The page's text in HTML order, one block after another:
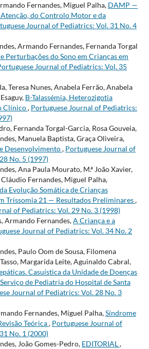
Fernandes, Miguel Palha, DAMP —
do Controlo Motor e da
Journal of Pediatrics: Vol. 31 No. 4
Armando Fernandes, Fernanda Torgal
Perturbações do Sono em Crianças em
Journal of Pediatrics: Vol. 35
Teresa Nunes, Anabela Ferrão, Anabela
B-Talassémia, Heterozigotia
Clínico, Portuguese Journal of Pediatrics:
Fernanda Torgal-Garcia, Rosa Gouveia,
Manuela Baptista, Graça Oliveira,
Desenvolvimento, Portuguese Journal of
No. 5 (1997)
Ana Paula Mourato, M.ª João Xavier,
Fernandes, Miguel Palha,
Evolução Somática de Crianças
Trissomia 21 — Resultados Preliminares,
of Pediatrics: Vol. 29 No. 3 (1998)
Armando Fernandes,A Criança e a
Journal of Pediatrics: Vol. 34 No. 2
Paulo Oom de Sousa, Filomena
Margarida Leite, Aguinaldo Cabral,
Casuística da Unidade de Doenças
de Pediatria do Hospital de Santa
Journal of Pediatrics: Vol. 28 No. 3
Fernandes, Miguel Palha,Síndrome
Teórica, Portuguese Journal of
No. 1 (2000)
João Gomes-Pedro, EDITORIAL,